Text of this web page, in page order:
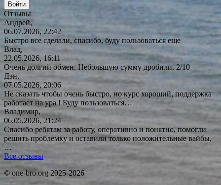
Отзывы
Андрей,
06.07.2026, 22:42
Быстро все сделали, спасибо, буду пользоваться еще
Влад,
22.05.2026, 16:11
Очень долгий обмен. Небольшую сумму дробили. 2/10
Дэн,
07.05.2026, 20:06
Не сказать чтобы очень быстро, но курс хороший, поддержка
работает на ура ! Буду пользоваться…
Владимир,
06.05.2026, 21:24
Спасибо ребятам за работу, оперативно и понятно, помогли
решить проблемку и оставили только положительные вайбы,
…
Все отзывы
© one-bro.org 2025-2026